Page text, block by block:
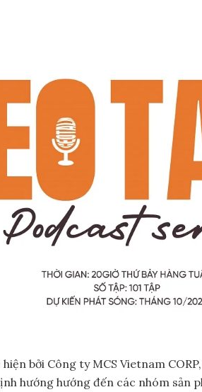
bởi Công ty MCS Vietnam
hướng hướng đến các nhóm sản